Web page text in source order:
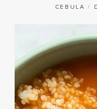
CEBULA /